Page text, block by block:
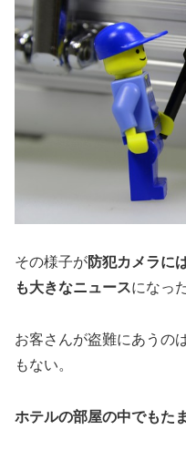
その様子が防犯カメラに
も大きなニュースになっ
お客さんが盗難にあうの
もない。
ホテルの部屋の中でもた